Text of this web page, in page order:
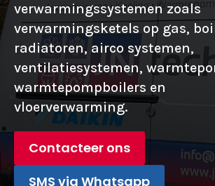
verwarmingssystemen zoals
verwarmingsketels op gas,
radiatoren, airco systemen,
ventilatiesystemen,
warmtepompboilers en
vloerverwarming.
Contacteer ons
SMS via Whatsapp